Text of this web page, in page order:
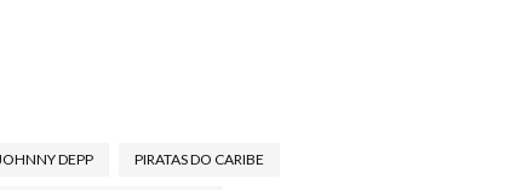
DEPP PIRATAS DO CARIBE